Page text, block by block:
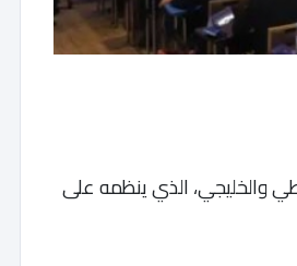
والخليجي، الذي ينظمه على